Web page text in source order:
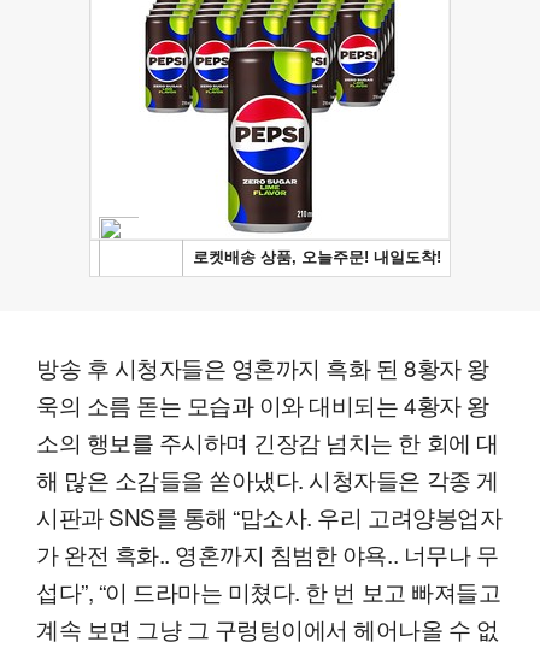
방송 후 시청자들은 영혼까지 흑화 된 8황자 왕
욱의 소름 돋는 모습과 이와 대비되는 4황자 왕
소의 행보를 주시하며 긴장감 넘치는 한 회에 대
해 많은 소감들을 쏟아냈다. 시청자들은 각종 게
시판과 SNS를 통해 “맙소사. 우리 고려양봉업자
가 완전 흑화.. 영혼까지 침범한 야욕.. 너무나 무
섭다”, “이 드라마는 미쳤다. 한 번 보고 빠져들고
계속 보면 그냥 그 구렁텅이에서 헤어나올 수 없